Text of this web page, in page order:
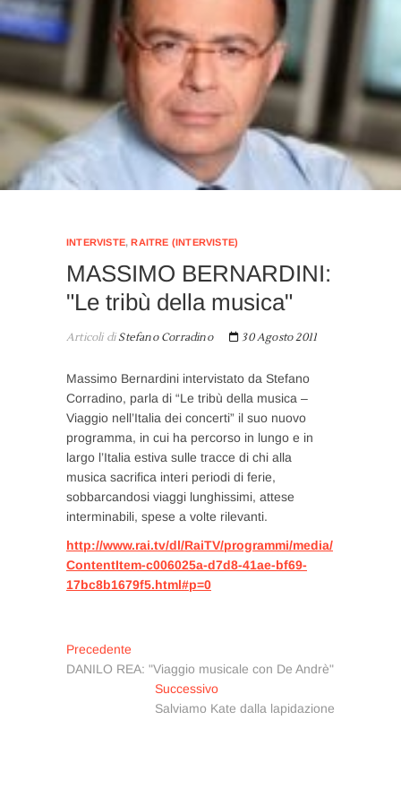
INTERVISTE,RAITRE (INTERVISTE)
MASSIMO BERNARDINI:
"Le tribù della musica"
Articoli diStefano Corradino 30 Agosto 2011
Massimo Bernardini intervistato da Stefano
Corradino, parla di “Le tribù della musica –
Viaggio nell’Italia dei concerti” il suo nuovo
programma, in cui ha percorso in lungo e in
largo l’Italia estiva sulle tracce di chi alla
musica sacrifica interi periodi di ferie,
sobbarcandosi viaggi lunghissimi, attese
interminabili, spese a volte rilevanti.
http://www.rai.tv/dl/RaiTV/programmi/media/
ContentItem-c006025a-d7d8-41ae-bf69-
17bc8b1679f5.html#p=0
Navigazione
articoli
Precedente
precedente:
DANILO REA: "Viaggio musicale con De Andrè"
SuccessivoArticolo
successivo:
Salviamo Kate dalla lapidazione